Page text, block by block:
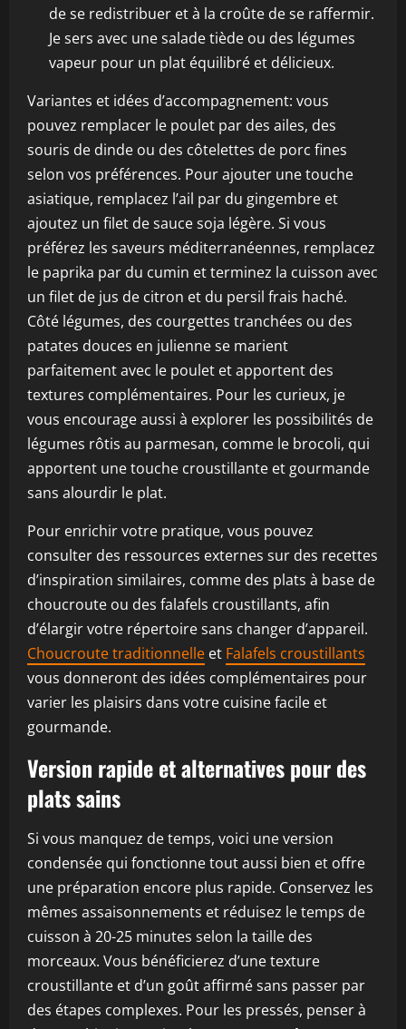
de se redistribuer et à la croûte de se raffermir.
Je sers avec une salade tiède ou des légumes
vapeur pour un plat équilibré et délicieux.
Variantes et idées d’accompagnement: vous
pouvez remplacer le poulet par des ailes, des
souris de dinde ou des côtelettes de porc fines
selon vos préférences. Pour ajouter une touche
asiatique, remplacez l’ail par du gingembre et
ajoutez un filet de sauce soja légère. Si vous
préférez les saveurs méditerranéennes, remplacez
le paprika par du cumin et terminez la cuisson avec
un filet de jus de citron et du persil frais haché.
Côté légumes, des courgettes tranchées ou des
patates douces en julienne se marient
parfaitement avec le poulet et apportent des
textures complémentaires. Pour les curieux, je
vous encourage aussi à explorer les possibilités de
légumes rôtis au parmesan, comme le brocoli, qui
apportent une touche croustillante et gourmande
sans alourdir le plat.
Pour enrichir votre pratique, vous pouvez
consulter des ressources externes sur des recettes
d’inspiration similaires, comme des plats à base de
choucroute ou des falafels croustillants, afin
d’élargir votre répertoire sans changer d’appareil.
Choucroute traditionnelle et Falafels croustillants
vous donneront des idées complémentaires pour
varier les plaisirs dans votre cuisine facile et
gourmande.
Version rapide et alternatives pour des
plats sains
Si vous manquez de temps, voici une version
condensée qui fonctionne tout aussi bien et offre
une préparation encore plus rapide. Conservez les
mêmes assaisonnements et réduisez le temps de
cuisson à 20-25 minutes selon la taille des
morceaux. Vous bénéficierez d’une texture
croustillante et d’un goût affirmé sans passer par
des étapes complexes. Pour les pressés, penser à